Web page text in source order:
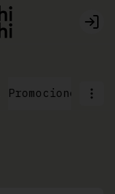
Promociones